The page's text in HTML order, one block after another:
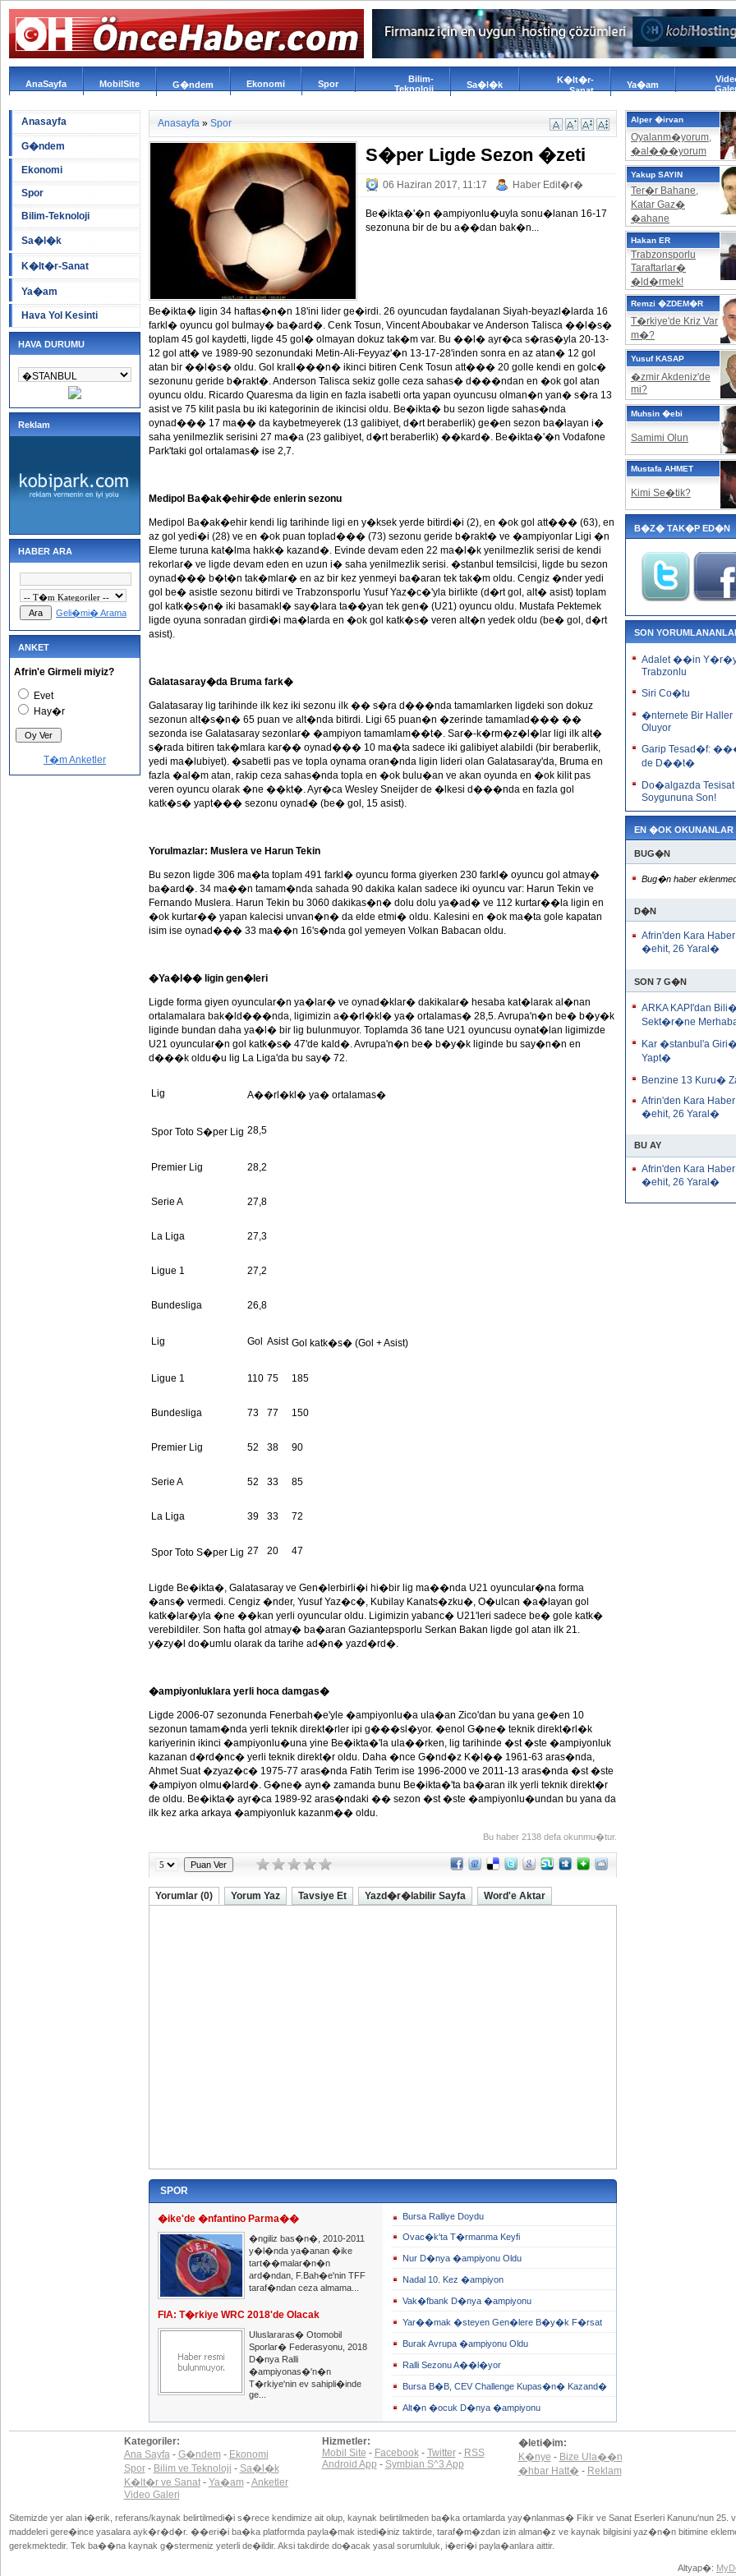
AnaSayfa MobilSite G�ndem Ekonomi Spor
Bilim-
Teknoloji
Sa�l�k
K�lt�r-
Sanat
Ya�am
Anasayfa
G�ndem
Ekonomi
Spor
Bilim-Teknoloji
Sa�l�k
K�lt�r-Sanat
Ya�am
Hava Yol Kesinti
HAVA DURUMU
Reklam
HABER ARA
Geli�mi� Arama
ANKET
Afrin'e Girmeli miyiz?
Evet
Hay�r
T�m Anketler
Anasayfa » Spor
S�per Ligde Sezon �zeti
06 Haziran 2017, 11:17 Haber Edit�r�
Be�ikta�'�n �ampiyonlu�uyla sonu�lanan 16-17
sezonuna bir de bu a��dan bak�n...
Be�ikta� ligin 34 haftas�n�n 18'ini lider ge�irdi. 26 oyuncudan faydalanan Siyah-beyazl�larda 16
farkl� oyuncu gol bulmay� ba�ard�. Cenk Tosun, Vincent Aboubakar ve Anderson Talisca ��l�s�
toplam 45 gol kaydetti, ligde 45 gol� olmayan dokuz tak�m var. Bu ��l� ayr�ca s�ras�yla 20-13-
12 gol att� ve 1989-90 sezonundaki Metin-Ali-Feyyaz'�n 13-17-28'inden sonra en az atan� 12 gol
atan bir ��l�s� oldu. Gol krall���n� ikinci bitiren Cenk Tosun att��� 20 golle kendi en golc�
sezonunu geride b�rakt�. Anderson Talisca sekiz golle ceza sahas� d���ndan en �ok gol atan
oyuncu oldu. Ricardo Quaresma da ligin en fazla isabetli orta yapan oyuncusu olman�n yan� s�ra 13
asist ve 75 kilit pasla bu iki kategorinin de ikincisi oldu. Be�ikta� bu sezon ligde sahas�nda
oynad��� 17 ma�� da kaybetmeyerek (13 galibiyet, d�rt beraberlik) ge�en sezon ba�layan i�
saha yenilmezlik serisini 27 ma�a (23 galibiyet, d�rt beraberlik) ��kard�. Be�ikta�'�n Vodafone
Park'taki gol ortalamas� ise 2,7.
Medipol Ba�ak�ehir�de enlerin sezonu
Medipol Ba�ak�ehir kendi lig tarihinde ligi en y�ksek yerde bitirdi�i (2), en �ok gol att��� (63), en
az gol yedi�i (28) ve en �ok puan toplad��� (73) sezonu geride b�rakt� ve �ampiyonlar Ligi �n
Eleme turuna kat�lma hakk� kazand�. Evinde devam eden 22 ma�l�k yenilmezlik serisi de kendi
rekorlar� ve ligde devam eden en uzun i� saha yenilmezlik serisi. �stanbul temsilcisi, ligde bu sezon
oynad��� b�t�n tak�mlar� en az bir kez yenmeyi ba�aran tek tak�m oldu. Cengiz �nder yedi
gol be� asistle sezonu bitirdi ve Trabzonsporlu Yusuf Yaz�c�'yla birlikte (d�rt gol, alt� asist) toplam
gol katk�s�n� iki basamakl� say�lara ta��yan tek gen� (U21) oyuncu oldu. Mustafa Pektemek
ligde oyuna sonradan girdi�i ma�larda en �ok gol katk�s� veren alt�n yedek oldu (be� gol, d�rt
asist).
Galatasaray�da Bruma fark�
Galatasaray lig tarihinde ilk kez iki sezonu ilk �� s�ra d���nda tamamlarken ligdeki son dokuz
sezonun alt�s�n� 65 puan ve alt�nda bitirdi. Ligi 65 puan�n �zerinde tamamlad��� ��
sezonda ise Galatasaray sezonlar� �ampiyon tamamlam��t�. Sar�-k�rm�z�l�lar ligi ilk alt�
s�rada bitiren tak�mlara kar�� oynad��� 10 ma�ta sadece iki galibiyet alabildi (bir beraberlik,
yedi ma�lubiyet). �sabetli pas ve topla oynama oran�nda ligin lideri olan Galatasaray'da, Bruma en
fazla �al�m atan, rakip ceza sahas�nda topla en �ok bulu�an ve akan oyunda en �ok kilit pas
veren oyuncu olarak �ne ��kt�. Ayr�ca Wesley Sneijder de �lkesi d���nda en fazla gol
katk�s� yapt��� sezonu oynad� (be� gol, 15 asist).
Yorulmazlar: Muslera ve Harun Tekin
Bu sezon ligde 306 ma�ta toplam 491 farkl� oyuncu forma giyerken 230 farkl� oyuncu gol atmay�
ba�ard�. 34 ma��n tamam�nda sahada 90 dakika kalan sadece iki oyuncu var: Harun Tekin ve
Fernando Muslera. Harun Tekin bu 3060 dakikas�n� dolu dolu ya�ad� ve 112 kurtar��la ligin en
�ok kurtar�� yapan kalecisi unvan�n� da elde etmi� oldu. Kalesini en �ok ma�ta gole kapatan
isim ise oynad��� 33 ma��n 16's�nda gol yemeyen Volkan Babacan oldu.
�Ya�l�� ligin gen�leri
Ligde forma giyen oyuncular�n ya�lar� ve oynad�klar� dakikalar� hesaba kat�larak al�nan
ortalamalara bak�ld���nda, ligimizin a��rl�kl� ya� ortalamas� 28,5. Avrupa'n�n be� b�y�k
liginde bundan daha ya�l� bir lig bulunmuyor. Toplamda 36 tane U21 oyuncusu oynat�lan ligimizde
U21 oyuncular�n gol katk�s� 47'de kald�. Avrupa'n�n be� b�y�k liginde bu say�n�n en
d���k oldu�u lig La Liga'da bu say� 72.
Lig A��rl�kl� ya� ortalamas�
Spor Toto S�per Lig 28,5
Premier Lig 28,2
Serie A 27,8
La Liga 27,3
Ligue 1 27,2
Bundesliga 26,8
Lig Gol Asist Gol katk�s� (Gol + Asist)
Ligue 1 110 75 185
Bundesliga 73 77 150
Premier Lig 52 38 90
Serie A 52 33 85
La Liga 39 33 72
Spor Toto S�per Lig 27 20 47
Ligde Be�ikta�, Galatasaray ve Gen�lerbirli�i hi�bir lig ma��nda U21 oyuncular�na forma
�ans� vermedi. Cengiz �nder, Yusuf Yaz�c�, Kubilay Kanats�zku�, O�ulcan �a�layan gol
katk�lar�yla �ne ��kan yerli oyuncular oldu. Ligimizin yabanc� U21'leri sadece be� gole katk�
verebildiler. Son hafta gol atmay� ba�aran Gaziantepsporlu Serkan Bakan ligde gol atan ilk 21.
y�zy�l do�umlu olarak da tarihe ad�n� yazd�rd�.
�ampiyonluklara yerli hoca damgas�
Ligde 2006-07 sezonunda Fenerbah�e'yle �ampiyonlu�a ula�an Zico'dan bu yana ge�en 10
sezonun tamam�nda yerli teknik direkt�rler ipi g���sl�yor. �enol G�ne� teknik direkt�rl�k
kariyerinin ikinci �ampiyonlu�una yine Be�ikta�'la ula��rken, lig tarihinde �st �ste �ampiyonluk
kazanan d�rd�nc� yerli teknik direkt�r oldu. Daha �nce G�nd�z K�l�� 1961-63 aras�nda,
Ahmet Suat �zyaz�c� 1975-77 aras�nda Fatih Terim ise 1996-2000 ve 2011-13 aras�nda �st �ste
�ampiyon olmu�lard�. G�ne� ayn� zamanda bunu Be�ikta�'ta ba�aran ilk yerli teknik direkt�r
de oldu. Be�ikta� ayr�ca 1989-92 aras�ndaki �� sezon �st �ste �ampiyonlu�undan bu yana da
ilk kez arka arkaya �ampiyonluk kazanm�� oldu.
Bu haber 2138 defa okunmu�tur.
Yorumlar (0) Yorum Yaz Tavsiye Et Yazd�r�labilir Sayfa Word'e Aktar
SPOR
�ike'de �nfantino Parma��
�ngiliz bas�n�, 2010-2011
y�l�nda ya�anan �ike
tart��malar�n�n
ard�ndan, F.Bah�e'nin TFF
taraf�ndan ceza almama...
FIA: T�rkiye WRC 2018'de Olacak
Uluslararas� Otomobil
Sporlar� Federasyonu, 2018
D�nya Ralli
�ampiyonas�'n�n
T�rkiye'nin ev sahipli�inde
ge...
Bursa Ralliye Doydu
Ovac�k'ta T�rmanma Keyfi
Nur D�nya �ampiyonu Oldu
Nadal 10. Kez �ampiyon
Vak�fbank D�nya �ampiyonu
Yar��mak �steyen Gen�lere B�y�k F�rsat
Burak Avrupa �ampiyonu Oldu
Ralli Sezonu A��l�yor
Bursa B�B, CEV Challenge Kupas�n� Kazand�
Alt�n �ocuk D�nya �ampiyonu
Alper �irvan
Oyalanm�yorum,
�al���yorum
Yakup SAYIN
Ter�r Bahane,
Katar Gaz�
�ahane
Hakan ER
Trabzonsporlu
Taraftarlar�
�ld�rmek!
Remzi �ZDEM�R
T�rkiye'de Kriz Var
m�?
Yusuf KASAP
�zmir Akdeniz'de
mi?
Muhsin �ebi
Samimi Olun
Mustafa AHMET
Kimi Se�tik?
B�Z� TAK�P ED�N
SON
Adalet ��in
Trabzonlu
Siri Co�tu
�nternete Bir Haller
Oluyor
Garip Tesad�f:
de D��t�
Do�algazda Tesisat
Soygununa Son!
EN �OK OKUNANLAR
BUG�N
Bug�n haber
D�N
Afrin'den Kara
�ehit, 26 Yaral�
SON 7 G�N
ARKA KAPI'dan
Sekt�r�ne
Kar �stanbul'a
Yapt�
Benzine 13 Kuru�
Afrin'den Kara
�ehit, 26 Yaral�
BU AY
Afrin'den Kara
�ehit, 26 Yaral�
Kategoriler:
Ana Sayfa- G�ndem - Ekonomi
Spor- Bilim ve Teknoloji - Sa�l�k
K�lt�r ve Sanat- Ya�am -Anketler
Video Galeri
Hizmetler:
Mobil Site - Facebook- Twitter- RSS
Android App - Symbian S^3 App
�leti�im:
K�nye - Bize Ula��n
�hbar Hatt�- Reklam
Sitemizde yer alan i�erik, referans/kaynak belirtilmedi�i s�rece kendimize ait olup, kaynak belirtilmeden ba�ka ortamlarda yay�nlanmas� Fikir ve Sanat Eserleri Kanunu'nun 25.
maddeleri gere�ince yasalara ayk�r�d�r. ��eri�i ba�ka platformda payla�mak istedi�iniz taktirde, taraf�m�zdan izin alman�z ve kaynak bilgisini yaz�n�n bitimine
gerekmektedir. Tek ba��na kaynak g�stermeniz yeterli de�ildir. Aksi takdirde do�acak yasal sorumluluk, i�eri�i payla�anlara aittir.
Altyap�: